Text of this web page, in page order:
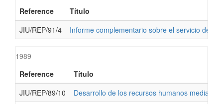
Reference
Título
JIU/REP/91/4
Informe complementario sobre el servicio de
1989
Reference
Título
JIU/REP/89/10
Desarrollo de los recursos humanos mediante